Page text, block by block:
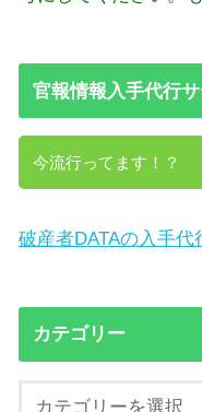
官報情報入手代行
今流行ってます！？
破産者DATAの入手代
カテゴリー